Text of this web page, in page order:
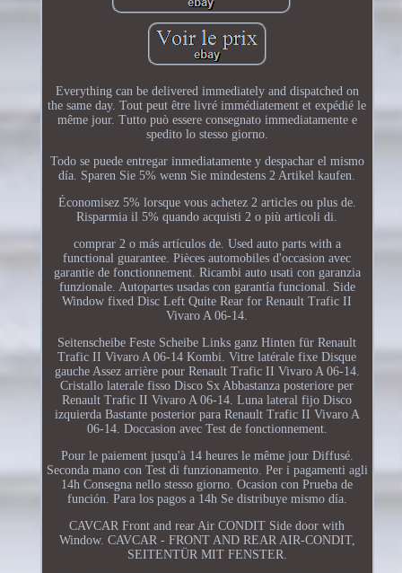
Everything can be delivered immediately and dispatched on
the same day. Tout peut être livré immédiatement et expédié le
même jour. Tutto può essere consegnato immediatamente e
spedito lo stesso giorno.
Todo se puede entregar inmediatamente y despachar el mismo
día. Sparen Sie 5% wenn Sie mindestens 2 Artikel kaufen.
Économisez 5% lorsque vous achetez 2 articles ou plus de.
Risparmia il 5% quando acquisti 2 o più articoli di.
comprar 2 o más artículos de. Used auto parts with a
functional guarantee. Pièces automobiles d'occasion avec
garantie de fonctionnement. Ricambi auto usati con garanzia
funzionale. Autopartes usadas con garantía funcional. Side
Window fixed Disc Left Quite Rear for Renault Trafic II
Vivaro A 06-14.
Seitenscheibe Feste Scheibe Links ganz Hinten für Renault
Trafic II Vivaro A 06-14 Kombi. Vitre latérale fixe Disque
gauche Assez arrière pour Renault Trafic II Vivaro A 06-14.
Cristallo laterale fisso Disco Sx Abbastanza posteriore per
Renault Trafic II Vivaro A 06-14. Luna lateral fijo Disco
izquierda Bastante posterior para Renault Trafic II Vivaro A
06-14. Doccasion avec Test de fonctionnement.
Pour le paiement jusqu'à 14 heures le même jour Diffusé.
Seconda mano con Test di funzionamento. Per i pagamenti agli
14h Consegna nello stesso giorno. Ocasion con Prueba de
función. Para los pagos a 14h Se distribuye mismo día.
CAVCAR Front and rear Air CONDIT Side door with
Window. CAVCAR - FRONT AND REAR AIR-CONDIT,
SEITENTÜR MIT FENSTER.